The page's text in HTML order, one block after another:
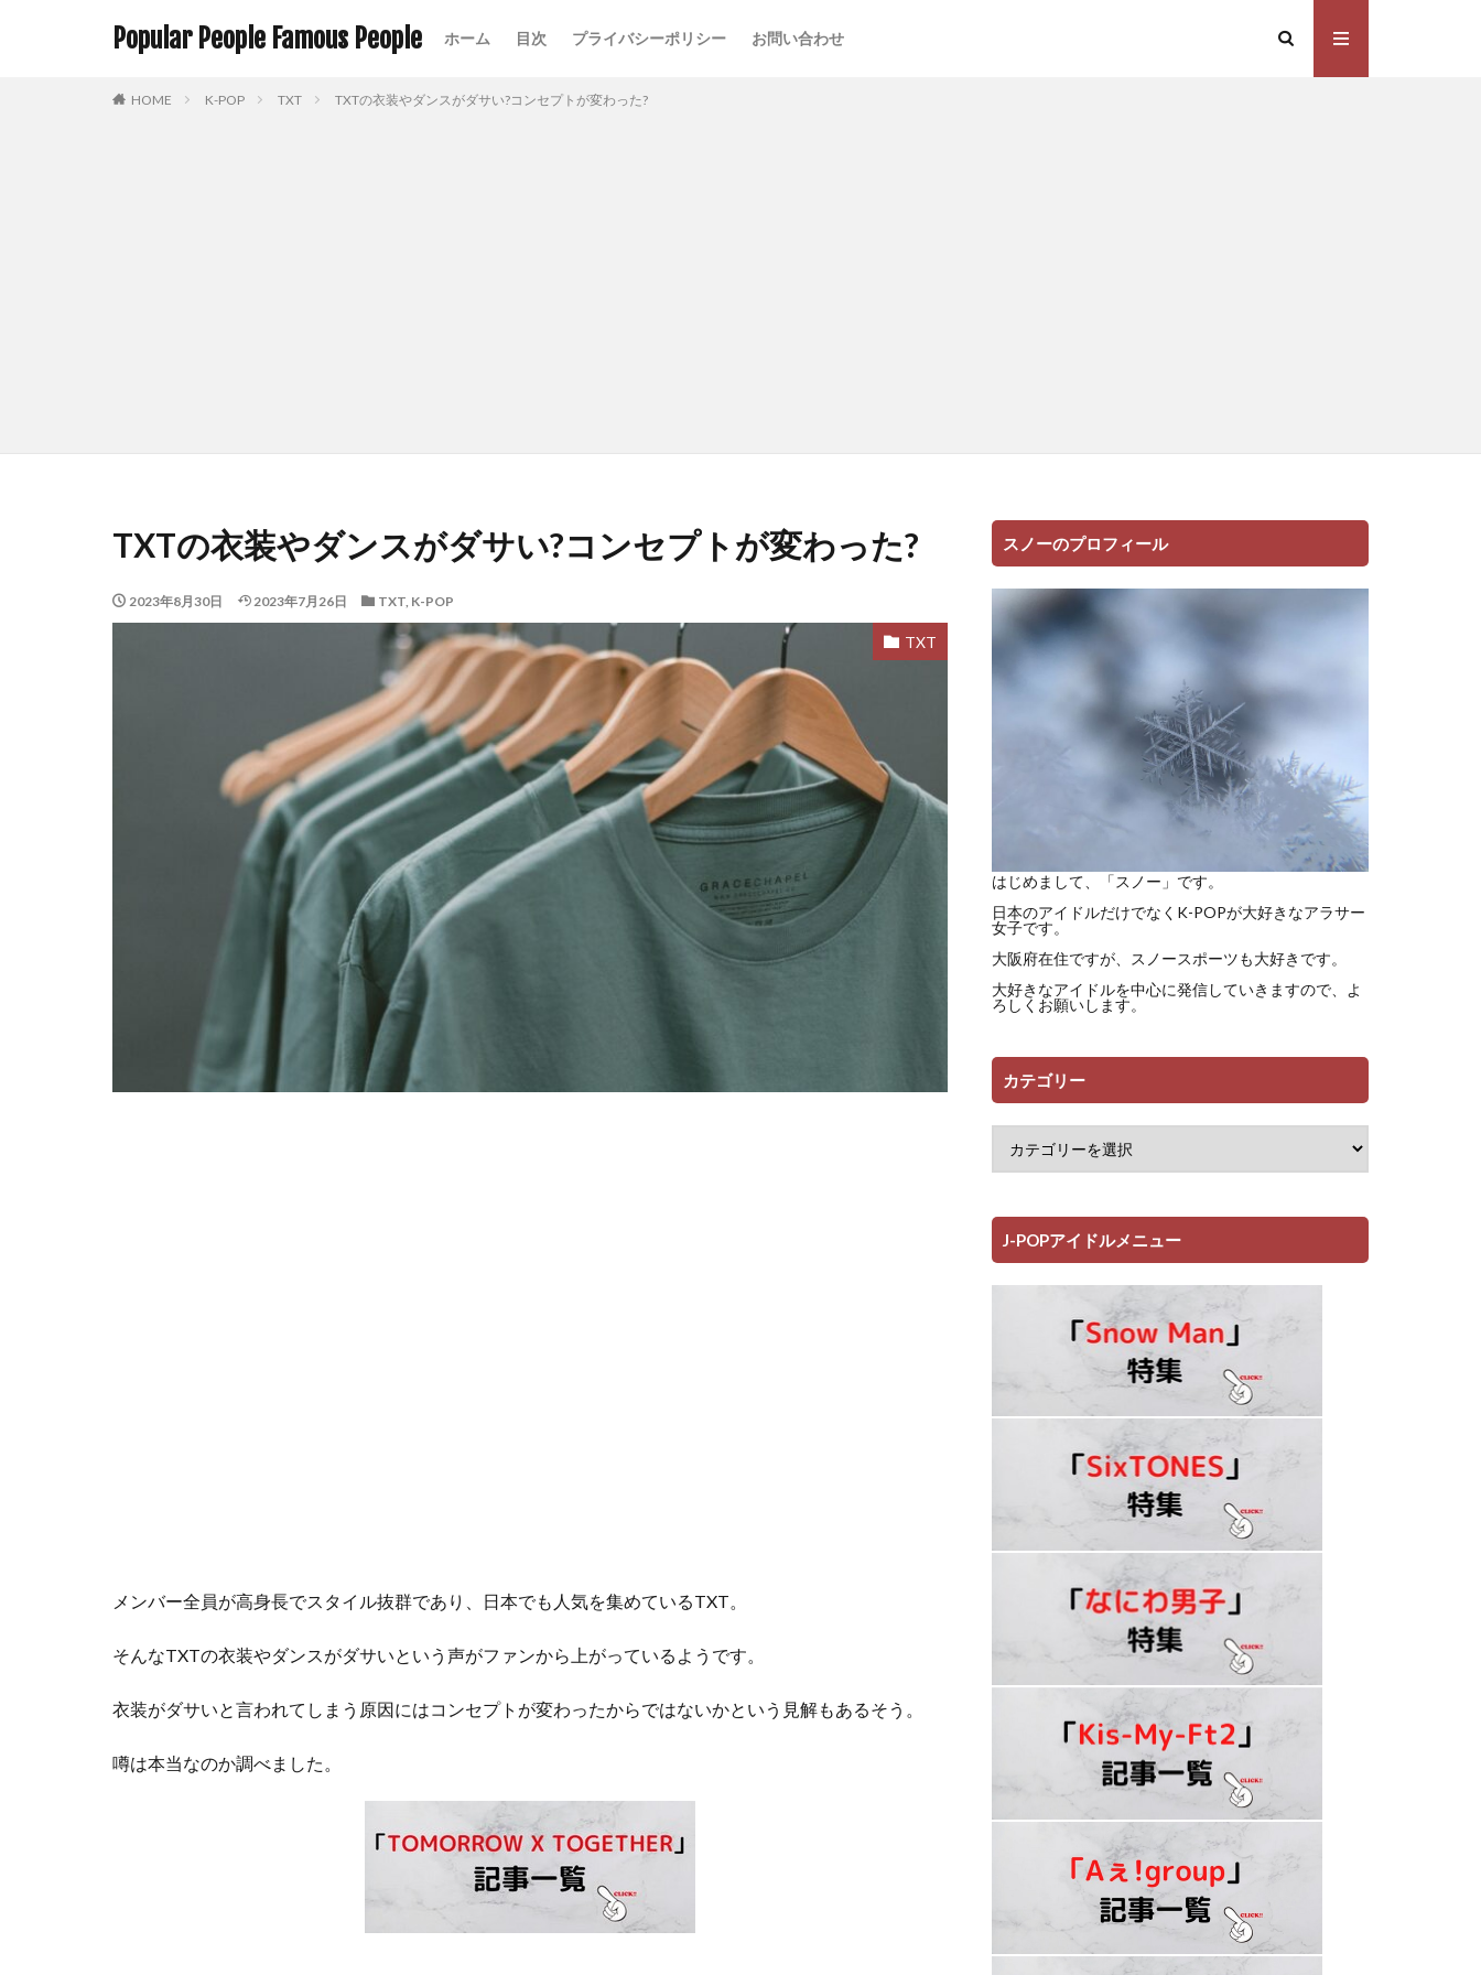
Popular People Famous People ホーム 目次 プライバシーポリシー お問い合わせ
HOME K-POP TXT TXTの衣装やダンスがダサい?コンセプトが変わった?
TXTの衣装やダンスがダサい?コンセプトが変わった?
2023年8月30日 2023年7月26日 TXT, K-POP
TXT
メンバー全員が高身長でスタイル抜群であり、日本でも人気を集めているTXT。
そんなTXTの衣装やダンスがダサいという声がファンから上がっているようです。
衣装がダサいと言われてしまう原因にはコンセプトが変わったからではないかという見解もあるそう。
噂は本当なのか調べました。
スノーのプロフィール
はじめまして、「スノー」です。
日本のアイドルだけでなくK-POPが大好きなアラサー
女子です。
大阪府在住ですが、スノースポーツも大好きです。
大好きなアイドルを中心に発信していきますので、よ
ろしくお願いします。
カテゴリー
J-POPアイドルメニュー